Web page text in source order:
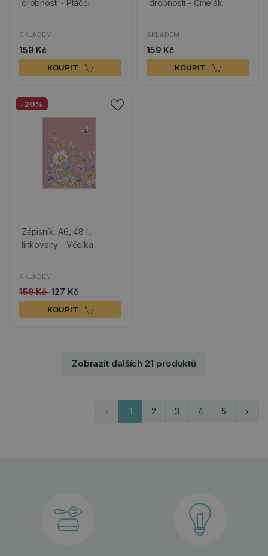
drobnosti - Ptáčci
SKLADEM
159 Kč
KOUPIT
drobnosti - Čmelák
SKLADEM
159 Kč
KOUPIT
-20%
Zápisník, A6, 48 l.,
linkovaný - Včelka
SKLADEM
159 Kč 127 Kč
KOUPIT
Zobrazit dalších 21 produktů
1 2 3 4 5